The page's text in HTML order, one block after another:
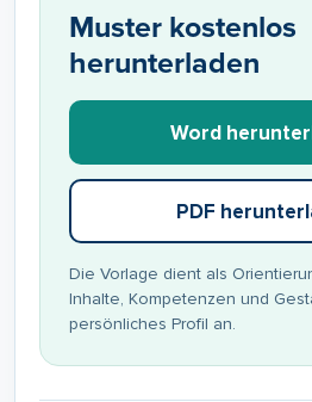
Muster kostenlos
herunterladen
Word
PDF
Die Vorlage dient als
Inhalte, Kompetenzen und
persönliches Profil an.